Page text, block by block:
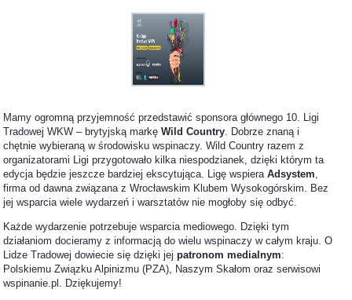
Mamy ogromną przyjemność przedstawić sponsora głównego 10. Ligi
Tradowej WKW – brytyjską markęWild Country . Dobrze znaną i
chętnie wybieraną w środowisku wspinaczy. Wild Country razem z
organizatorami Ligi przygotowało kilka niespodzianek, dzięki którym ta
edycja będzie jeszcze bardziej ekscytująca. Ligę wspieraAdsystem
firma od dawna związana z Wrocławskim Klubem Wysokogórskim. Bez
jej wsparcia wiele wydarzeń i warsztatów nie mogłoby się odbyć.
Każde wydarzenie potrzebuje wsparcia mediowego. Dzięki tym
działaniom docieramy z informacją do wielu wspinaczy w całym kraju. O
Lidze Tradowej dowiecie się dzięki jejpatronom medialnym:
Polskiemu Związku Alpinizmu (PZA), Naszym Skałom oraz serwisowi
wspinanie.pl. Dziękujemy!